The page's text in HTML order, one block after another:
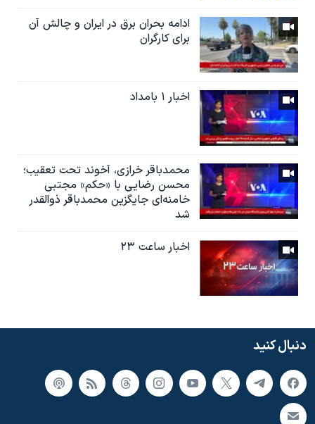
ادامه بحران برق در ایران و چالش آن
برای کارگران
اخبار ۱ بامداد
محمدباقر خرازی، آخوند تحت تعقیب؛
محسن رضایی با «حکم» مجتبی
خامنه‌ای جایگزین محمدباقر ذوالقدر
شد
اخبار ساعت ۲۳
دنبال کنید